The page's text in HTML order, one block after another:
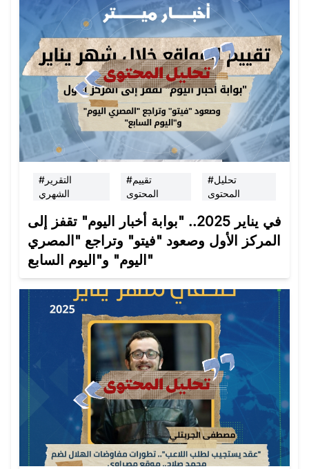
#التقرير
الشهري
#تقييم
المحتوى
#تحليل
المحتوى
في يناير 2025.. "بوابة أخبار اليوم" تقفز إلى
المركز الأول وصعود "فيتو" وتراجع "المصري
اليوم" و"اليوم السابع"